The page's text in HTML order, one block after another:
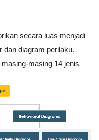
secara luas menjadi
dan diagram perilaku.
masing 14 jenis